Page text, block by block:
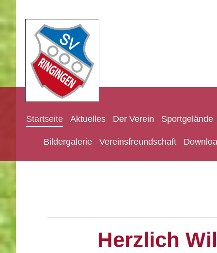
Startseite Aktuelles Der Verein Sportgelände
Bildergalerie Vereinsfreundschaft
Herzlich